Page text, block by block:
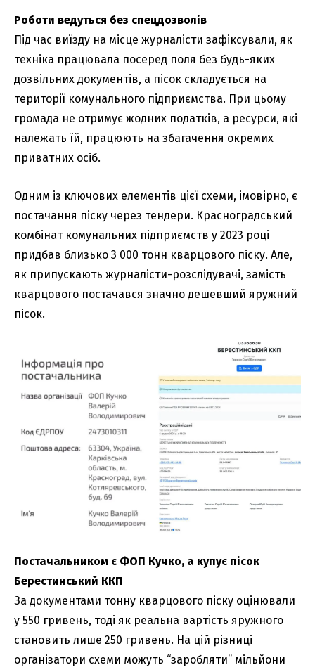
Роботи ведуться без спецдозволів
Під час виїзду на місце журналісти зафіксували, як
техніка працювала посеред поля без будь-яких
дозвільних документів, а пісок складується на
території комунального підприємства. При цьому
громада не отримує жодних податків, а ресурси, які
належать їй, працюють на збагачення окремих
приватних осіб.
Одним із ключових елементів цієї схеми, імовірно, є
постачання піску через тендери. Красноградський
комбінат комунальних підприємств у 2023 році
придбав близько 3 000 тонн кварцового піску. Але,
як припускають журналісти-розслідувачі, замість
кварцового постачався значно дешевший яружний
пісок.
Постачальником є ФОП Кучко, а купує пісок
Берестинський ККП
За документами тонну кварцового піску оцінювали
у 550 гривень, тоді як реальна вартість яружного
становить лише 250 гривень. На цій різниці
організатори схеми можуть “заробляти” мільйони